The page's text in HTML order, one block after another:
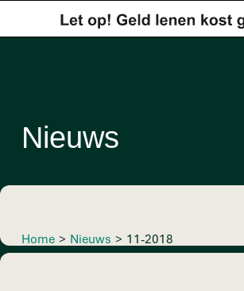
Nieuws
Home > Nieuws > 11-2018